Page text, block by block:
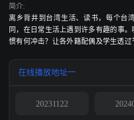
简介:
离乡背井到台湾生活、读书，每个台
同，在日常生活上遇到许多有趣的事
惯有何冲击？让各外籍配偶及学生透
在线播放地址一
20231122